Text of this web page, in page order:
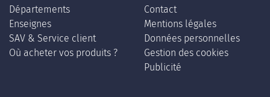
Départements
Enseignes
SAV & Service client
Où acheter vos produits ?
Contact
Mentions légales
Données personnelles
Gestion des cookies
Publicité